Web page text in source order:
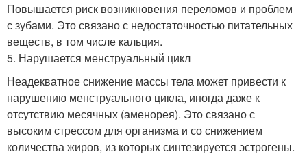
Повышается риск возникновения переломов и проблем
с зубами. Это связано с недостаточностью питательных
веществ, в том числе кальция.
5. Нарушается менструальный цикл
Неадекватное снижение массы тела может привести к
нарушению менструального цикла, иногда даже к
отсутствию месячных (аменорея). Это связано с
высоким стрессом для организма и со снижением
количества жиров, из которых синтезируется эстрогены.